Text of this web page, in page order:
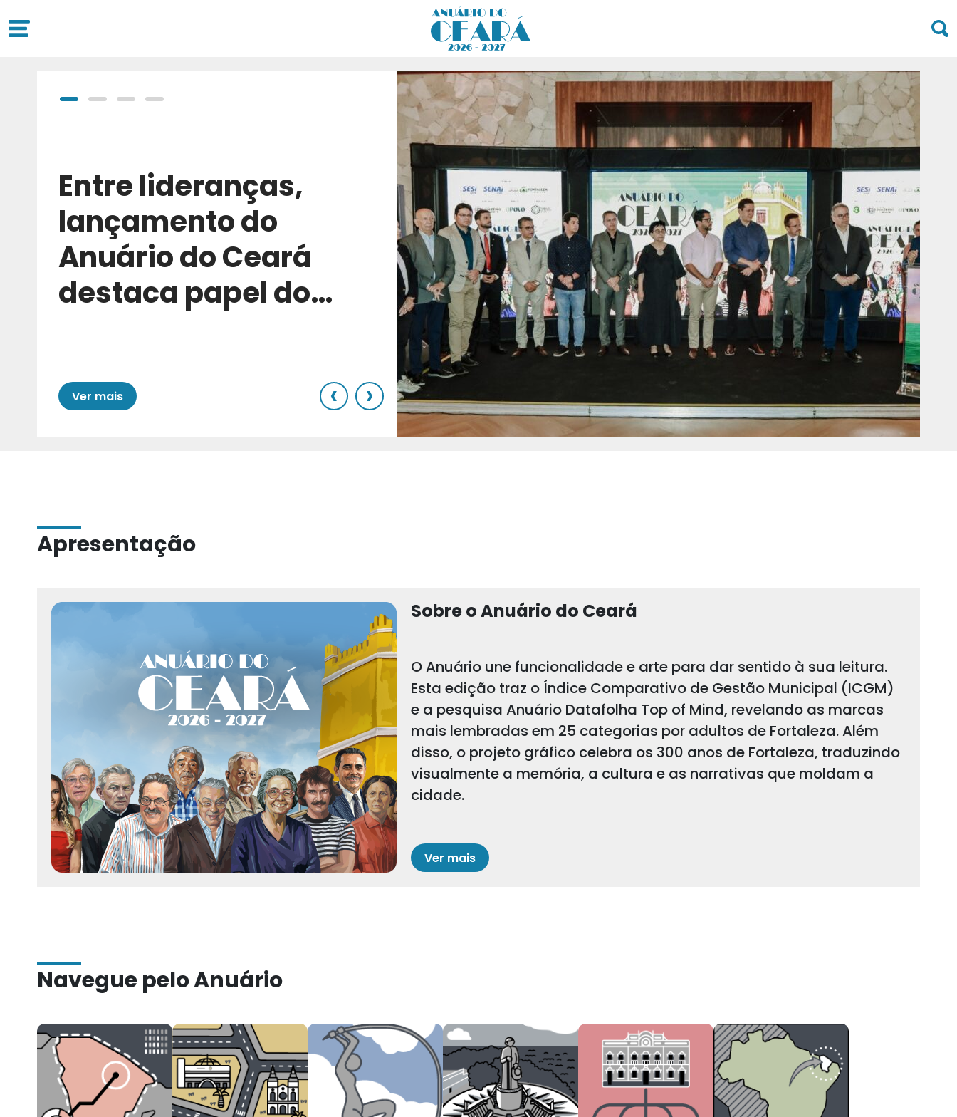
Entre lideranças,
lançamento do
Anuário do Ceará
destaca papel do
Ver mais ‹ ›
Apresentação
Sobre o Anuário do Ceará
O Anuário une funcionalidade e arte para dar sentido à sua leitura.
Esta edição traz o Índice Comparativo de Gestão Municipal (ICGM)
e a pesquisa Anuário Datafolha Top of Mind, revelando as marcas
mais lembradas em 25 categorias por adultos de Fortaleza. Além
disso, o projeto gráfico celebra os 300 anos de Fortaleza, traduzindo
visualmente a memória, a cultura e as narrativas que moldam a
cidade.
Ver mais
Navegue pelo Anuário